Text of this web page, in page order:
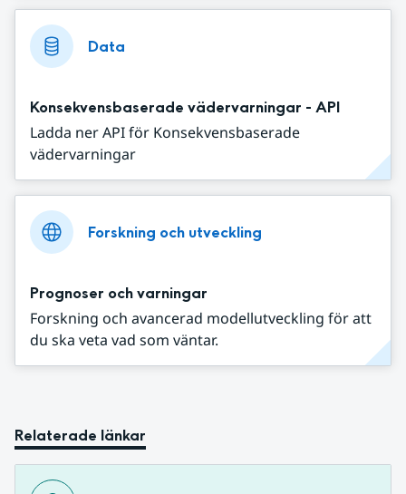
Data
Konsekvensbaserade vädervarningar - API
Ladda ner API för Konsekvensbaserade
vädervarningar
Forskning och utveckling
Prognoser och varningar
Forskning och avancerad modellutveckling för att
du ska veta vad som väntar.
Relaterade länkar